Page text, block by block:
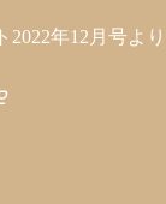
年12月号より